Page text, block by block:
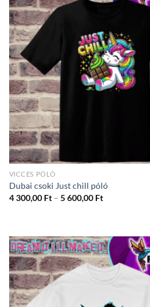
VICCES PÓLÓ
Dubai csoki Just chill póló
4 300,00 Ft – 5 600,00 FtÁrtartomány:
600,00 Ft